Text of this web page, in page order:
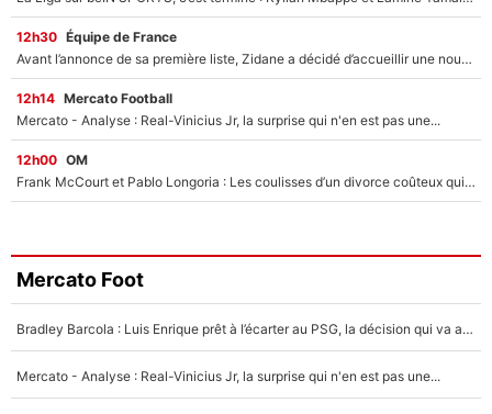
12h30 Équipe de France
Avant l’annonce de sa première liste, Zidane a décidé d’accueillir une nouvelle tête en équipe de France
12h14 Mercato Football
Mercato - Analyse : Real-Vinicius Jr, la surprise qui n'en est pas une...
12h00 OM
Frank McCourt et Pablo Longoria : Les coulisses d’un divorce coûteux qui ruine l’OM à petit feu…
Mercato Foot
Bradley Barcola : Luis Enrique prêt à l’écarter au PSG, la décision qui va accélérer son transfert à Liverpool ?
Mercato - Analyse : Real-Vinicius Jr, la surprise qui n'en est pas une...